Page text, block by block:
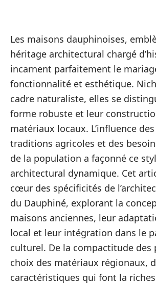
Les maisons dauphinoises,
héritage architectural chargé
incarnent parfaitement le
fonctionnalité et esthétique.
cadre naturaliste, elles se
forme robuste et leur
matériaux locaux. L’influence
traditions agricoles et des
de la population a façonné ce
architectural dynamique. Cet
cœur des spécificités de
du Dauphiné, explorant la
maisons anciennes, leur
local et leur intégration dans le
culturel. De la compactitude des
choix des matériaux régionaux,
caractéristiques qui font la